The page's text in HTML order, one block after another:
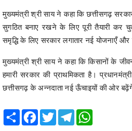
मुख्यमंत्री श्री साय ने कहा कि छत्तीसगढ़
सुगठित बनाए रखने के लिए पूरी तैयारी कर
समृद्धि के लिए सरकार लगातार नई योजनाएँ और
मुख्यमंत्री श्री साय ने कहा कि किसानों के
हमारी सरकार की प्राथमिकता है।
छत्तीसगढ़ के अन्नदाता नई ऊँचाइयों की ओर
Share Facebook
TwitterTelegram